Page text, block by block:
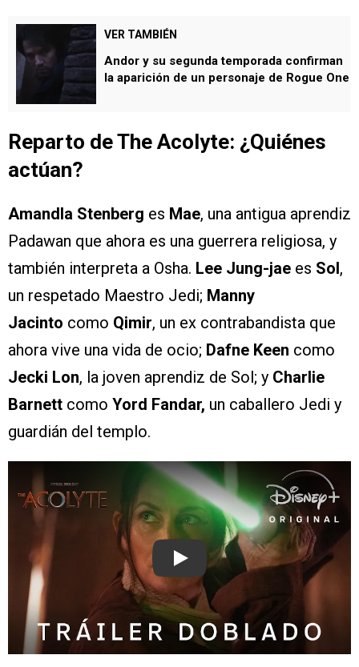
VER TAMBIÉN
Andor y su segunda temporada confirman
la aparición de un personaje de Rogue One
Reparto de The Acolyte: ¿Quiénes
actúan?
Amandla Stenberg es Mae, una antigua aprendiz
Padawan que ahora es una guerrera religiosa, y
también interpreta a Osha. Lee Jung-jae es Sol,
un respetado Maestro Jedi; Manny
Jacinto como Qimir, un ex contrabandista que
ahora vive una vida de ocio; Dafne Keen como
Jecki Lon, la joven aprendiz de Sol; y Charlie
Barnett como Yord Fandar, un caballero Jedi y
guardián del templo.
Play